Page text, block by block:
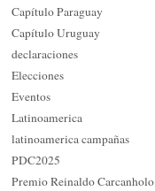
Capítulo Paraguay
Capítulo Uruguay
declaraciones
Elecciones
Eventos
Latinoamerica
latinoamerica campañas
PDC2025
Premio Reinaldo Carcanholo